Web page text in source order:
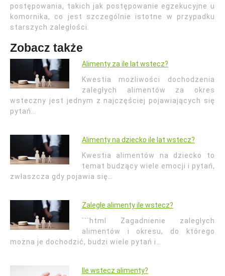
postępowania, takich jak postępowanie egzekucyjne u
komornika, co jest szczególnie istotne w przypadku
starszych zaległości.
Zobacz także
Alimenty za ile lat wstecz?
Kwestia możliwości dochodzenia
zaległych alimentów za okres
wsteczny jest jednym z najczęściej pojawiających się
pytań…
Alimenty na dziecko ile lat wstecz?
Kwestia alimentów na dziecko to
temat budzący wiele emocji i pytań,
zwłaszcza gdy pojawia się…
Zaległe alimenty ile wstecz?
```html Zagadnienie zaległych
alimentów i okresu, do którego
można je dochodzić, budzi wiele pytań i…
Ile wstecz alimenty?